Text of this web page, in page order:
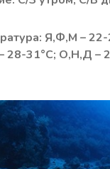
Я,Ф,М –
28-31°C; О,Н,Д –